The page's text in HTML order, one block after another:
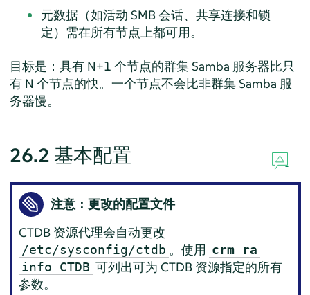
元数据（如活动 SMB 会话、共享连接和锁
定）需在所有节点上都可用。
目标是：具有 N+1 个节点的群集 Samba 服务器比只
有 N 个节点的快。一个节点不会比非群集 Samba 服
务器慢。
26.2 基本配置
注意：更改的配置文件
CTDB 资源代理会自动更改
/etc/sysconfig/ctdb 。使用 crm ra
info CTDB 可列出可为 CTDB 资源指定的所有
参数。